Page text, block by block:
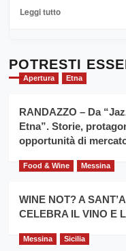
Sicilia
l’
evento
per
la
filiera
del
duro
siciliano
Leggi tuttoLeggi
Cronoscalata
Giarre
Montesalice
per
il
secondo
consecutivo
Caruso
POTRESTI
Apertura Etna
RANDAZZO – Da
Etna”. Storie,
opportunità di
Food & Wine Messina
WINE NOT? A
CELEBRA IL VINO E
Messina Sicilia